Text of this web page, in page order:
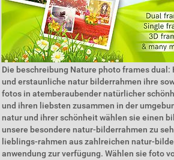
Die beschreibung Nature photo frames dual:
und erstaunliche natur bilderrahmen ihre
fotos in atemberaubender natürlicher
und ihren liebsten zusammen in der
natur und ihrer schönheit wählen sie einen
unsere besondere natur-bilderrahmen zu
lieblings-rahmen aus zahlreichen natur-
anwendung zur verfügung. Wählen sie foto